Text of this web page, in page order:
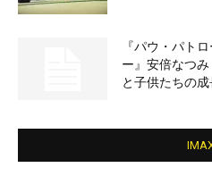
『パウ・パト
ー』安倍なつ
と子供たちの成